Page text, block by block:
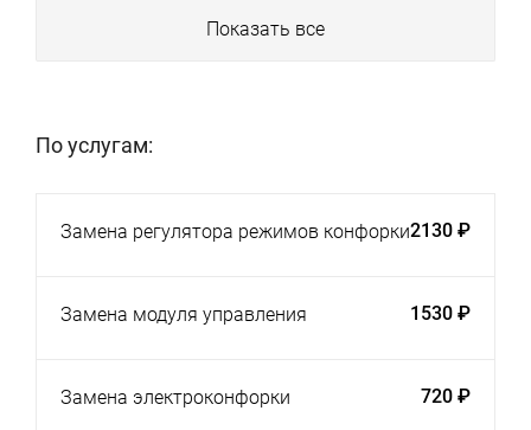
Показать все
По услугам:
Замена регулятора режимов конфорки2130 ₽
Замена модуля управления 1530 ₽
Замена электроконфорки 720 ₽